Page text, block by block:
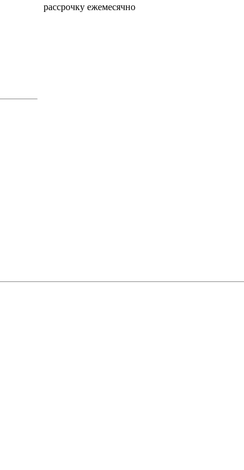
рассрочку ежемесячно